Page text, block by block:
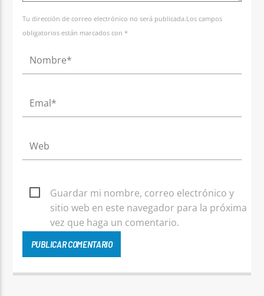
Tu dirección de correo electrónico no será publicada.Los campos
obligatorios están marcados con *
Guardar mi nombre, correo electrónico y
sitio web en este navegador para la próxima
vez que haga un comentario.